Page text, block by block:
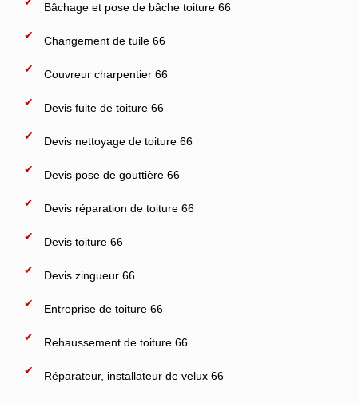
Bâchage et pose de bâche toiture 66
Changement de tuile 66
Couvreur charpentier 66
Devis fuite de toiture 66
Devis nettoyage de toiture 66
Devis pose de gouttière 66
Devis réparation de toiture 66
Devis toiture 66
Devis zingueur 66
Entreprise de toiture 66
Rehaussement de toiture 66
Réparateur, installateur de velux 66